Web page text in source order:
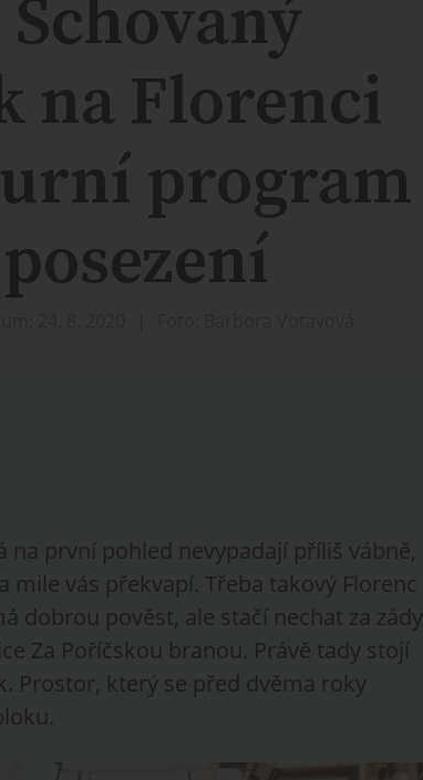
na Florenci
program
první pohled nevypadají příliš vábně,
vás překvapí. Třeba takový Florenc
dobrou pověst, ale stačí nechat za zády
Za Poříčskou branou. Právě tady stojí
Prostor, který se před dvěma roky